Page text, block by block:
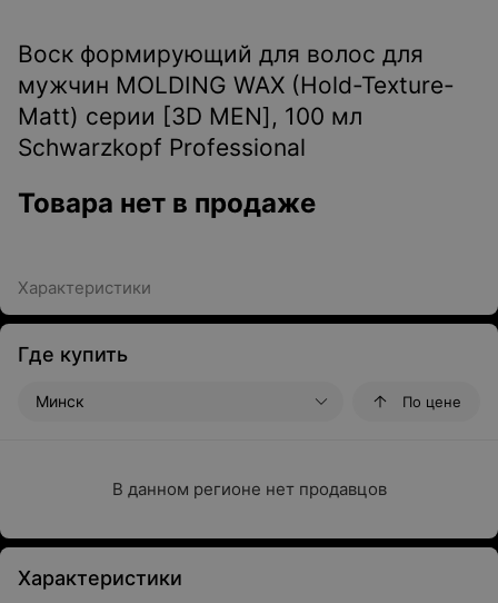
Воск формирующий для волос для
мужчин MOLDING WAX (Hold-Texture-
Matt) серии [3D MEN], 100 мл
Schwarzkopf Professional
Товара нет в продаже
Характеристики
Где купить
Минск По цене
В данном регионе нет продавцов
Характеристики